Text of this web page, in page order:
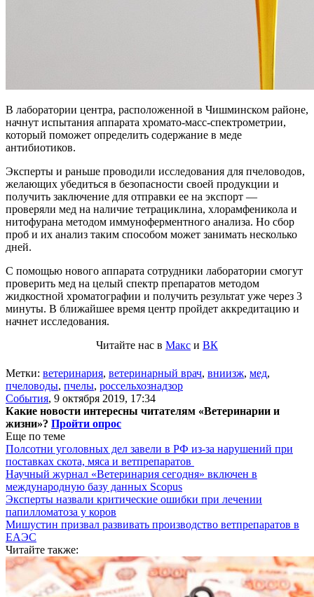
В лаборатории центра, расположенной в Чишминском районе,
начнут испытания аппарата хромато-масс-спектрометрии,
который поможет определить содержание в меде
антибиотиков.
Эксперты и раньше проводили исследования для пчеловодов,
желающих убедиться в безопасности своей продукции и
получить заключение для отправки ее на экспорт —
проверяли мед на наличие тетрациклина, хлорамфеникола и
нитофурана методом иммуноферментного анализа. Но сбор
проб и их анализ таким способом может занимать несколько
дней.
С помощью нового аппарата сотрудники лаборатории смогут
проверить мед на целый спектр препаратов методом
жидкостной хроматографии и получить результат уже через 3
минуты. В ближайшее время центр пройдет аккредитацию и
начнет исследования.
Читайте нас в Макс и ВК
Метки: ветеринария, ветеринарный врач, вниизж, мед,
пчеловоды, пчелы, россельхознадзор
События, 9 октября 2019, 17:34
Какие новости интересны читателям «Ветеринарии и
жизни»? Пройти опрос
Еще по теме
Полсотни уголовных дел завели в РФ из-за нарушений при
поставках скота, мяса и ветпрепаратов
Научный журнал «Ветеринария сегодня» включен в
международную базу данных Scopus
Эксперты назвали критические ошибки при лечении
папилломатоза у коров
Мишустин призвал развивать производство ветпрепаратов в
ЕАЭС
Читайте также: